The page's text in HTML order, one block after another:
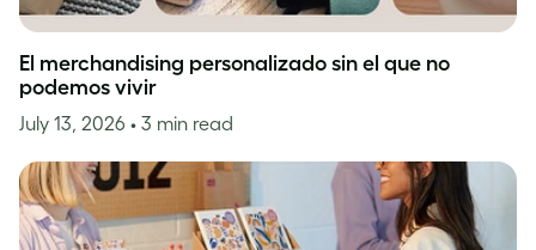
El merchandising personalizado sin el que no
podemos vivir
July 13, 2026 • 3 min read